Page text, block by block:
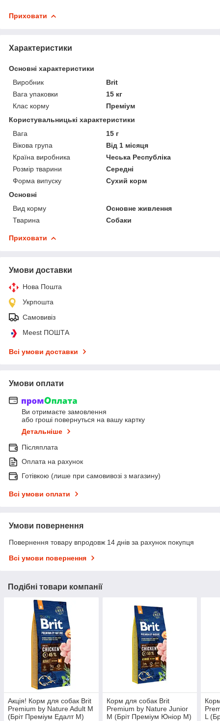
Приховати
Характеристики
Основні характеристики
Виробник
Brit
Вага упаковки
15 кг
Клас корму
Преміум
Користувальницькі характеристики
Вага
15 г
Вікова група
Від 1 місяця
Країна виробника
Чеська Республіка
Розмір тварини
Середні
Форма випуску
Сухий корм
Основні
Вид корму
Основне живлення
Тварина
Собаки
Приховати
Умови доставки
Нова Пошта
Укрпошта
Самовивіз
Meest ПОШТА
Всі умови доставки
Умови оплати
Ви отримаєте замовлення
або гроші повернуться на вашу картку
Детальніше
Післяплата
Оплата на рахунок
Готівкою (лише при самовивозі з магазину)
Всі умови оплати
Умови повернення
Повернення товару впродовж 14 днів за рахунок покупця
Всі умови повернення
Подібні товари компанії
Акція! Корм для собак Brit
Premium by Nature Adult М
(Бріт Преміум Едалт М)
Корм для собак Brit
Premium by Nature Junior
М (Бріт Преміум Юніор М)
L